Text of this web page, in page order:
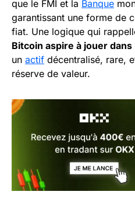
que le FMI et la Banque
garantissant une forme de
fiat. Une logique qui
Bitcoin aspire à jouer
un actif décentralisé, rare,
réserve de valeur.